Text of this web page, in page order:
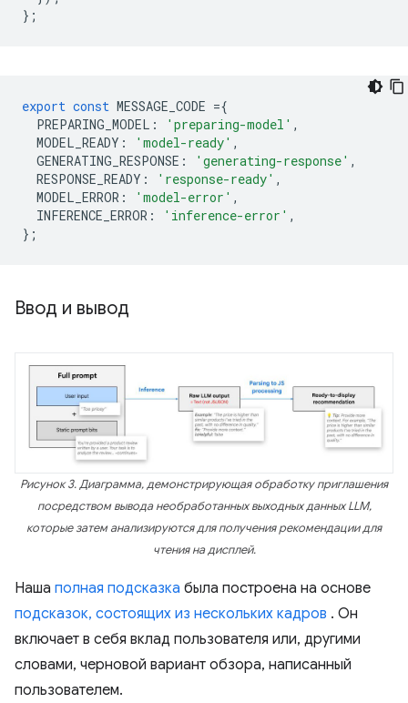
};
export const MESSAGE_CODE ={
PREPARING_MODEL : 'preparing-model' ,
MODEL_READY : 'model-ready' ,
GENERATING_RESPONSE : 'generating-response' ,
RESPONSE_READY : 'response-ready' ,
MODEL_ERROR : 'model-error' ,
INFERENCE_ERROR : 'inference-error' ,
};
Ввод и вывод
Рисунок 3. Диаграмма, демонстрирующая обработку приглашения
посредством вывода необработанных выходных данных LLM,
которые затем анализируются для получения рекомендации для
чтения на дисплей.
Наша полная подсказка была построена на основе
подсказок, состоящих из нескольких кадров . Он
включает в себя вклад пользователя или, другими
словами, черновой вариант обзора, написанный
пользователем.